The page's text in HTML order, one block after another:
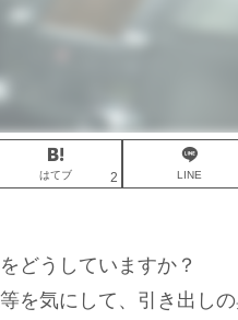
はてブ 2 LINE
どうしていますか？
を気にして、引き出し